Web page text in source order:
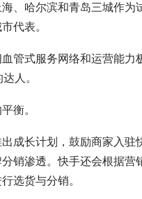
、哈尔滨和青岛三城作
代表。
管式服务网络和运营能
人。
衡。
成长计划，鼓励商家入
销渗透。快手还会根据
选货与分销。